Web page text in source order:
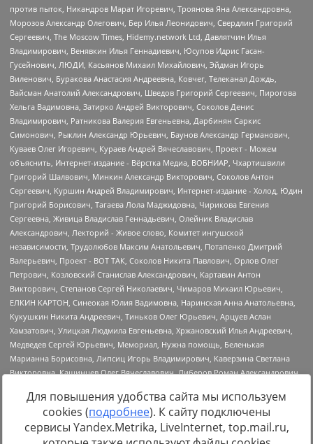
Источник:https://minjust.gov.ru/uploaded/files/reestr-
Для повышения удобства сайта мы используем
cookies (подробнее). К сайту подключены
сервисы Yandex.Metrika, LiveInternet, top.mail.ru,